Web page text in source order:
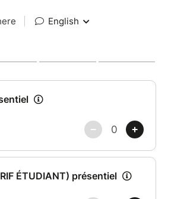
English
ÉTUDIANT) présentiel